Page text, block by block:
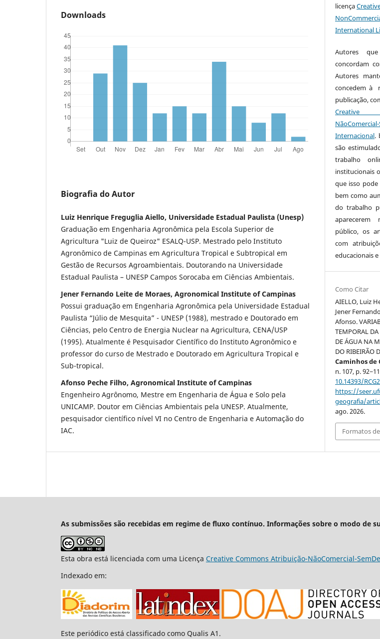
Downloads
Biografia do Autor
Luiz Henrique Freguglia Aiello, Universidade Estadual Paulista (Unesp)
Graduação em Engenharia Agronômica pela Escola Superior de
Agricultura "Luiz de Queiroz" ESALQ-USP. Mestrado pelo Instituto
Agronômico de Campinas em Agricultura Tropical e Subtropical em
Gestão de Recursos Agroambientais. Doutorando na Universidade
Estadual Paulista – UNESP Campos Sorocaba em Ciências Ambientais.
Jener Fernando Leite de Moraes, Agronomical Institute of Campinas
Possui graduação em Engenharia Agronômica pela Universidade Estadual
Paulista “Júlio de Mesquita” - UNESP (1988), mestrado e Doutorado em
Ciências, pelo Centro de Energia Nuclear na Agricultura, CENA/USP
(1995). Atualmente é Pesquisador Científico do Instituto Agronômico e
professor do curso de Mestrado e Doutorado em Agricultura Tropical e
Sub-tropical.
Afonso Peche Filho, Agronomical Institute of Campinas
Engenheiro Agrônomo, Mestre em Engenharia de Água e Solo pela
UNICAMP. Doutor em Ciências Ambientais pela UNESP. Atualmente,
pesquisador científico nível VI no Centro de Engenharia e Automação do
IAC.
licença
International
Autores
concordam
Autores
concedem à
publicação,
Creative
Internacional.
são
trabalho
institucionais
que isso
bem como
do trabalho
público, os
com
educacionais
Como Citar
AIELLO, Luiz
Jener
Afonso.
TEMPORAL
DE ÁGUA NA
DO RIBEIRÃO
Caminhos de
n. 107, p.
10.14393/
https://
geografia/
ago. 2026.
Formatos
As submissões são recebidas em regime de fluxo contínuo. Informações sobre o modo de
Esta obra está licenciada com uma Licença Creative Commons Atribuição-NãoComercial-
Indexado em:
Este periódico está classificado como Qualis A1.